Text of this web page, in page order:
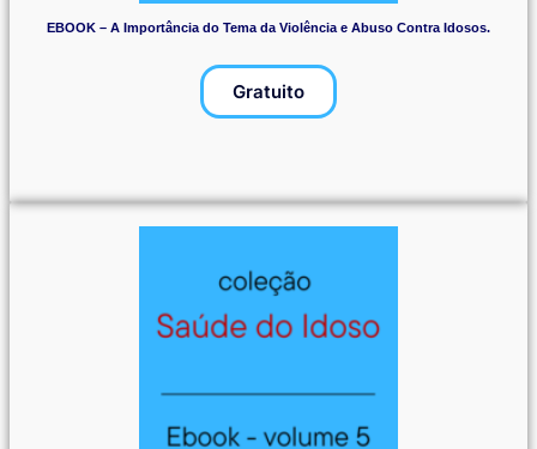
EBOOK – A Importância do Tema da Violência e Abuso Contra Idosos.
Gratuito